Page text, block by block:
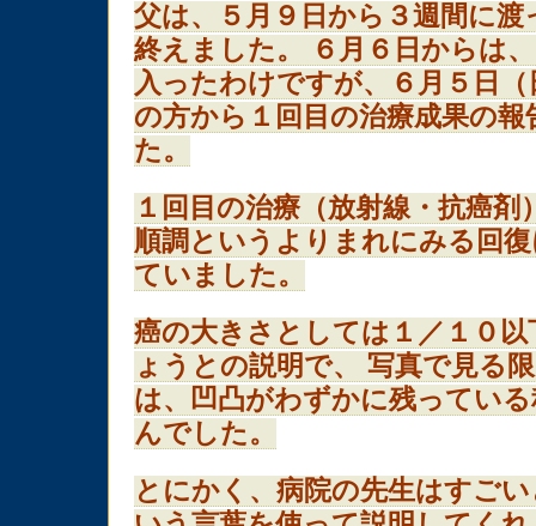
父は、５月９日から３週間に
終えました。 ６月６日からは
入ったわけですが、６月５日
の方から１回目の治療成果の
た。
１回目の治療（放射線・抗癌
順調というよりまれにみる回
ていました。
癌の大きさとしては１／１０
ょうとの説明で、 写真で見る
は、凹凸がわずかに残ってい
んでした。
とにかく、病院の先生はすご